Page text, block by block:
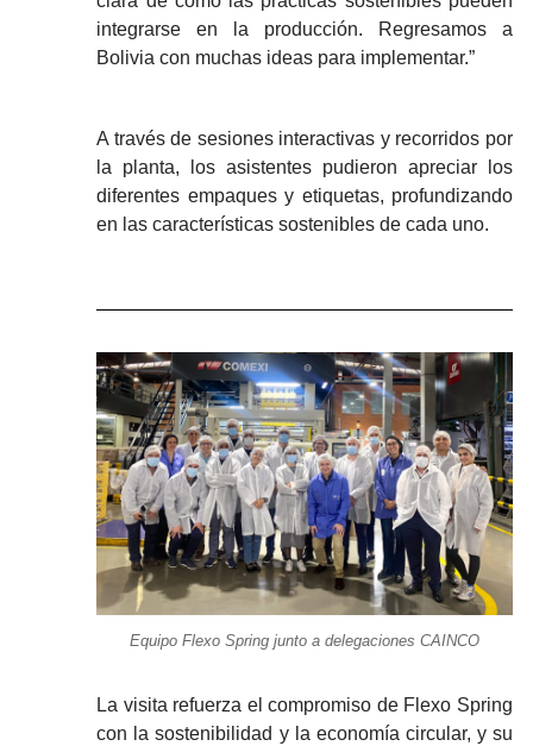
integrarse en la producción. Regresamos a
Bolivia con muchas ideas para implementar.”
A través de sesiones interactivas y recorridos por
la planta, los asistentes pudieron apreciar los
diferentes empaques y etiquetas, profundizando
en las características sostenibles de cada uno.
Equipo Flexo Spring junto a delegaciones CAINCO
La visita refuerza el compromiso de Flexo Spring
con la sostenibilidad y la economía circular, y su